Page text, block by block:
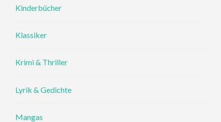
Kinderbücher
Klassiker
Krimi & Thriller
Lyrik & Gedichte
Mangas